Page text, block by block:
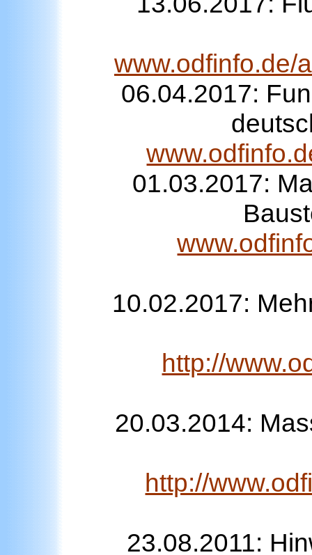
www.odfinfo.de/
06.04.2017:
01.03.2017:
10.02.2017:
http://
20.03.2014:
http://
23.08.2011: